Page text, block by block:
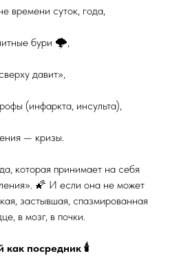
времени суток, года,
бури 🌩,
давит»,
(инфаркта, инсульта),
— кризы.
которая принимает на себя
🌠 И если она не может
застывшая, спазмированная
в мозг, в почки.
как посредник 🕯